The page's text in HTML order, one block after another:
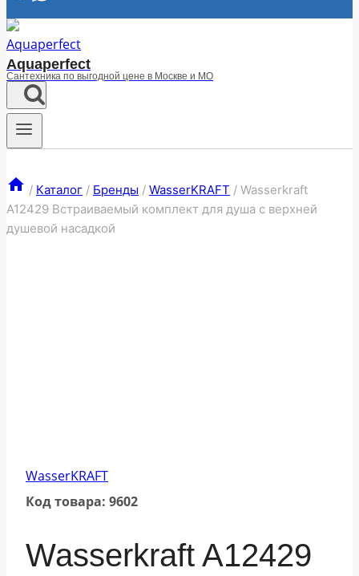
Aquaperfect
Сантехника по выгодной цене в Москве и МО
/ Каталог / Бренды / WasserKRAFT / Wasserkraft
A12429 Встраиваемый комплект для душа с верхней
душевой насадкой
WasserKRAFT
Код товара: 9602
Wasserkraft A12429